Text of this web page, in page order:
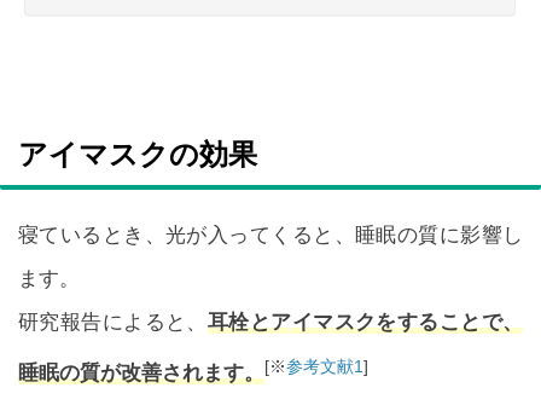
アイマスクの効果
寝ているとき、光が入ってくると、睡眠の質に影響し
ます。
研究報告によると、 耳栓とアイマスクをすることで、
睡眠の質が改善されます。[※参考文献1]